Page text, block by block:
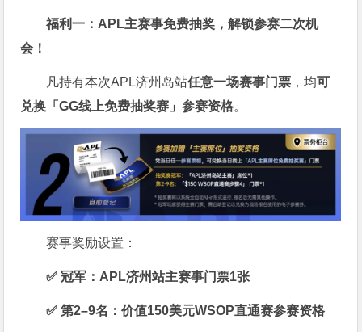
福利一：APL主赛事免费抽奖，解锁参赛二次机
会！
凡持有本次APL济州岛站任意一场赛事门票 ，均可
兑换「GG线上免费抽奖赛」参赛资格。
赛事奖励设置：
✅ 冠军：APL济州站主赛事门票1张
✅ 第2–9名：价值150美元WSOP直通赛参赛资格